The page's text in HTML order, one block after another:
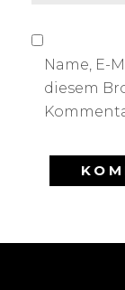
Name, E-
diesem